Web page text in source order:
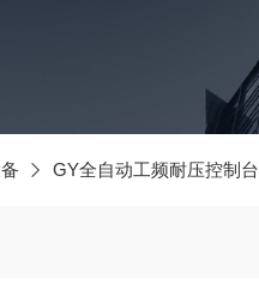
GY全自动工频耐压控制台